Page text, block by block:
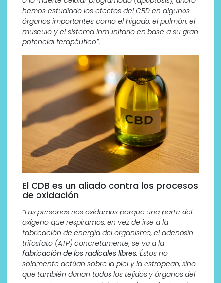
hemos estudiado los efectos del CBD en algunos
órganos importantes como el hígado, el pulmón, el
musculo y el sistema inmunitario en base a su gran
potencial terapéutico”.
El CDB es un aliado contra los procesos
de oxidación
“Las personas nos oxidamos porque una parte del
oxígeno que respiramos, en vez de irse a la
fabricación de energía del organismo, el adenosín
trifosfato (ATP) concretamente, se va a la
fabricación de los radicales libres. Éstos no
solamente actúan sobre la piel y la estropean, sino
que también dañan todos los tejidos y órganos del